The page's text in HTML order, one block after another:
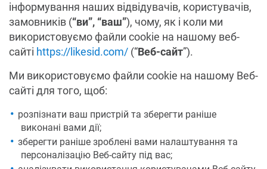
інформування наших відвідувачів, користувачів,
замовників (“ви”, “ваш”), чому, як і коли ми
використовуємо файли cookie на нашому веб-
сайті https://likesid.com/ (“Веб-сайт”).
Ми використовуємо файли cookie на нашому Веб-
сайті для того, щоб:
розпізнати ваш пристрій та зберегти раніше
виконані вами дії;
зберегти раніше зроблені вами налаштування та
персоналізацію Веб-сайту під вас;